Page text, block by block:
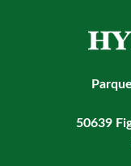
50639